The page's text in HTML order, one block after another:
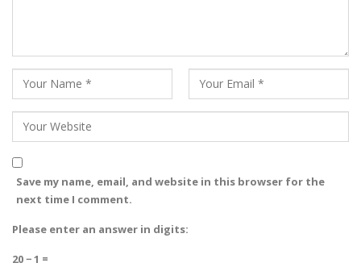
Save my name, email, and website in this browser for the
next time I comment.
Please enter an answer in digits:
20 − 1 =